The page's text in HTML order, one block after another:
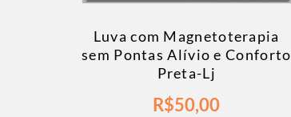
Luva com Magnetoterapia
sem Pontas Alívio e Conforto
Preta-Lj
R$50,00